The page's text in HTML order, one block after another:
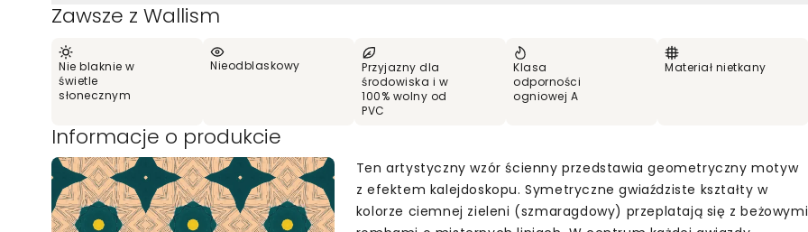
Zawsze z Wallism
Nie blaknie w
świetle
słonecznym
Nieodblaskowy
Przyjazny dla
środowiska i w
100% wolny od
PVC
Klasa
odporności
ogniowej A
Materiał nietkany
Informacje o produkcie
Ten artystyczny wzór ścienny przedstawia geometryczny motyw
z efektem kalejdoskopu. Symetryczne gwiaździste kształty w
kolorze ciemnej zieleni (szmaragdowy) przeplatają się z beżowymi